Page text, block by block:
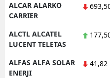
ALCAR ALARKO
CARRIER
ALCTL ALCATEL
LUCENT TELETAS
ALFAS ALFA SOLAR
ENERJI
41,82